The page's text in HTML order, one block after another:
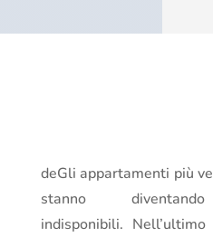
deGli appartamenti più
stanno
indisponibili.